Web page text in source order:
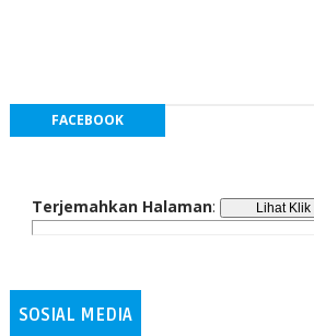
FACEBOOK
Terjemahkan Halaman:
SOSIAL MEDIA